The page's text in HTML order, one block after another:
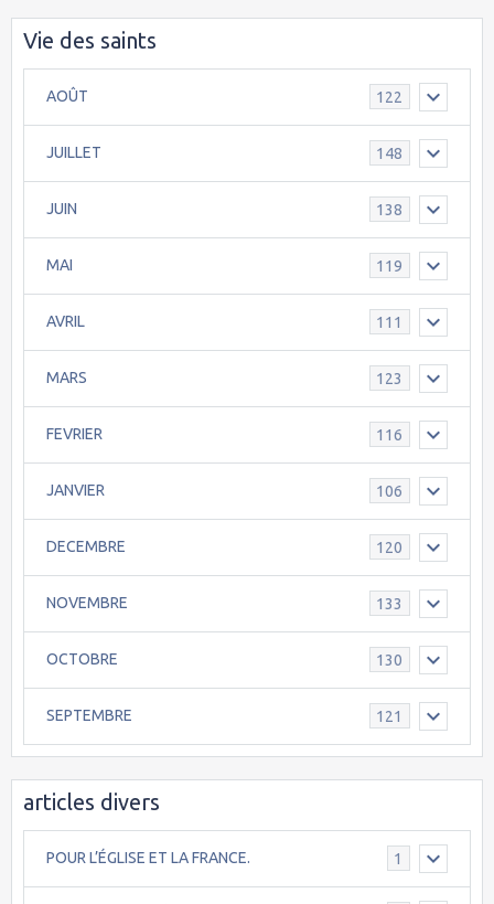
Vie des saints
AOÛT 122
JUILLET 148
JUIN 138
MAI 119
AVRIL 111
MARS 123
FEVRIER 116
JANVIER 106
DECEMBRE 120
NOVEMBRE 133
OCTOBRE 130
SEPTEMBRE 121
articles divers
POUR L’ÉGLISE ET LA FRANCE. 1